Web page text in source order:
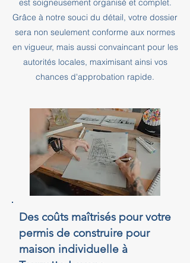
est soigneusement organisé et complet.
Grâce à notre souci du détail, votre dossier
sera non seulement conforme aux normes
en vigueur, mais aussi convaincant pour les
autorités locales, maximisant ainsi vos
chances d'approbation rapide.
Des coûts maîtrisés pour votre
permis de construire pour
maison individuelle à